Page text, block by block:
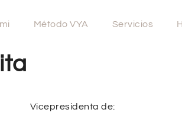
Método VYA Servicios
Vicepresidenta de: